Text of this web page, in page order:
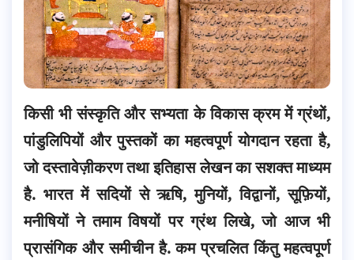
किसी भी संस्कृति और सभ्यता के विकास क्रम में ग्रंथों,
पांडुलिपियों और पुस्तकों का महत्वपूर्ण योगदान रहता है,
जो दस्तावेज़ीकरण तथा इतिहास लेखन का सशक्त माध्यम
है. भारत में सदियों से ऋषि, मुनियों, विद्वानों, सूफ़ियों,
मनीषियों ने तमाम विषयों पर ग्रंथ लिखे, जो आज भी
प्रासंगिकऔर समीचीन है. कम प्रचलित किंतु महत्वपूर्ण